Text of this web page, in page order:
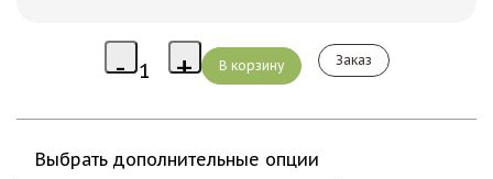
Заказ
Выбрать дополнительные опции